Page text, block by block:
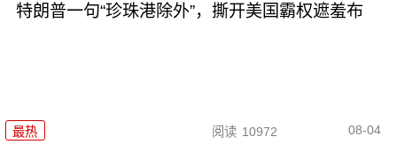
特朗普一句“珍珠港除外”，撕开美国霸权遮羞布
最热 阅读 10972 08-04